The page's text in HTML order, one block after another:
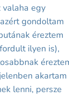
valaha egy
gondoltam
éreztem
ilyen is),
akartam
lenni, persze